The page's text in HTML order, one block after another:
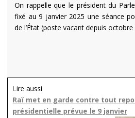
On rappelle que le président du
fixé au 9 janvier 2025 une séance
de l’État (poste vacant depuis octobre
Lire aussi
Raï met en garde contre tout
présidentielle prévue le 9 janvier